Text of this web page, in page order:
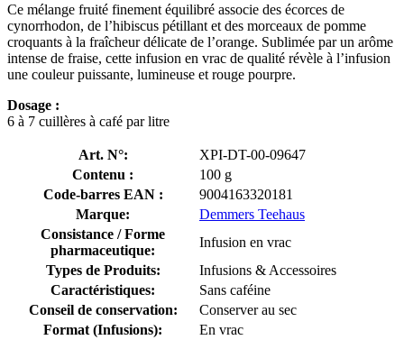
Ce mélange fruité finement équilibré associe des écorces de
cynorrhodon, de l’hibiscus pétillant et des morceaux de pomme
croquants à la fraîcheur délicate de l’orange. Sublimée par un arôme
intense de fraise, cette infusion en vrac de qualité révèle à l’infusion
une couleur puissante, lumineuse et rouge pourpre.
Dosage :
6 à 7 cuillères à café par litre
Art. N°:
XPI-DT-00-09647
Contenu :
100 g
Code-barres EAN :
9004163320181
Marque:
Demmers Teehaus
Consistance / Forme
pharmaceutique:
Infusion en vrac
Types de Produits:
Infusions & Accessoires
Caractéristiques:
Sans caféine
Conseil de conservation:
Conserver au sec
Format (Infusions):
En vrac